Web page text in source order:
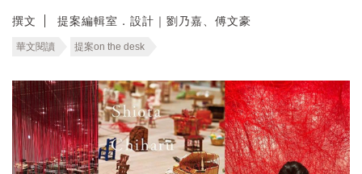
撰文 提案編輯室．設計｜劉乃嘉、傅文豪
華文閱讀 提案on the desk